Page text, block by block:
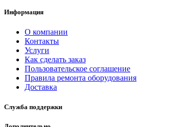
Информация
О компании
Контакты
Услуги
Как сделать заказ
Пользовательское соглашение
Правила ремонта оборудования
Доставка
Служба поддержки